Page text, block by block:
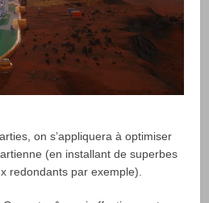
on s’appliquera à optimiser
(en installant de superbes
redondants par exemple).